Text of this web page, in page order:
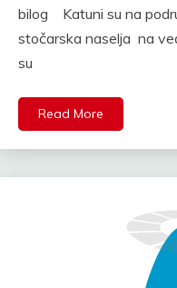
bilog Katuni su na
stočarska naselja na
su
Read More